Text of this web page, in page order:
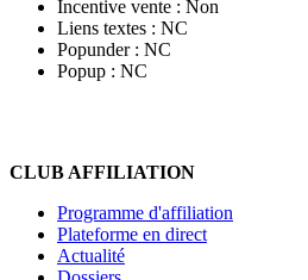
Incentive vente : Non
Liens textes : NC
Popunder : NC
Popup : NC
CLUB AFFILIATION
Programme d'affiliation
Plateforme en direct
Actualité